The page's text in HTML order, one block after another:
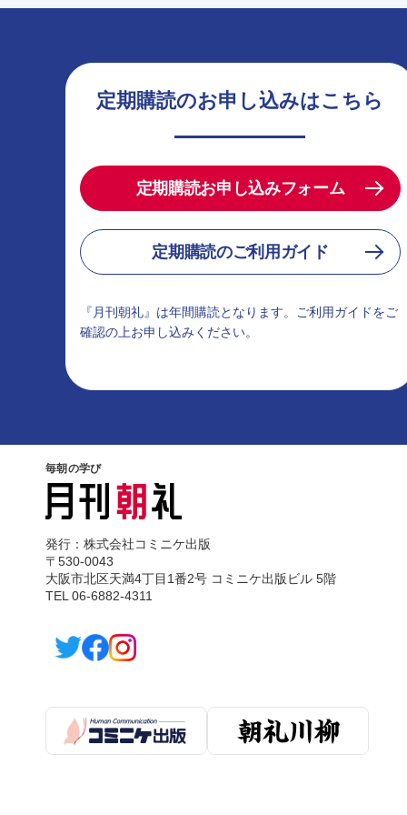
定期購読のお申し込みはこちら
定期購読お申し込みフォーム
定期購読のご利用ガイド
『月刊朝礼』は年間購読となります。ご利用ガイドをご
確認の上お申し込みください。
毎朝の学び
発行：株式会社コミニケ出版
〒530-0043
大阪市北区天満4丁目1番2号 コミニケ出版ビル 5階
TEL 06-6882-4311